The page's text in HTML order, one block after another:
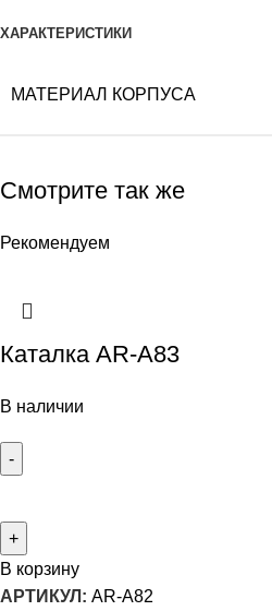
ХАРАКТЕРИСТИКИ
МАТЕРИАЛ КОРПУСА
Смотрите так же
Рекомендуем
Каталка AR-A83
В наличии
В корзину
АРТИКУЛ: AR-A82